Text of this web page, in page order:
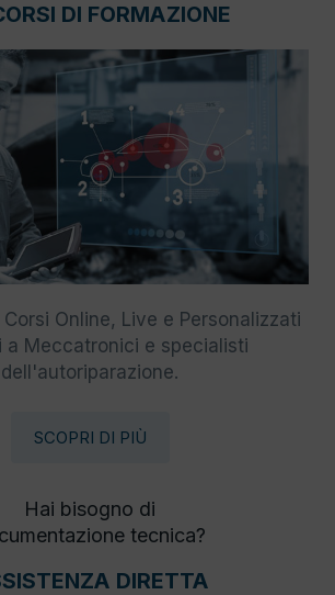
DI FORMAZIONE
Online, Live e Personalizzati
a Meccatronici e specialisti
dell'autoriparazione.
SCOPRI DI PIÙ
Hai bisogno di
tecnica?
DIRETTA